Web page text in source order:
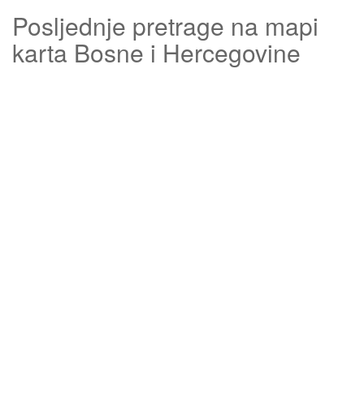
Posljednje pretrage na mapi
karta Bosne i Hercegovine